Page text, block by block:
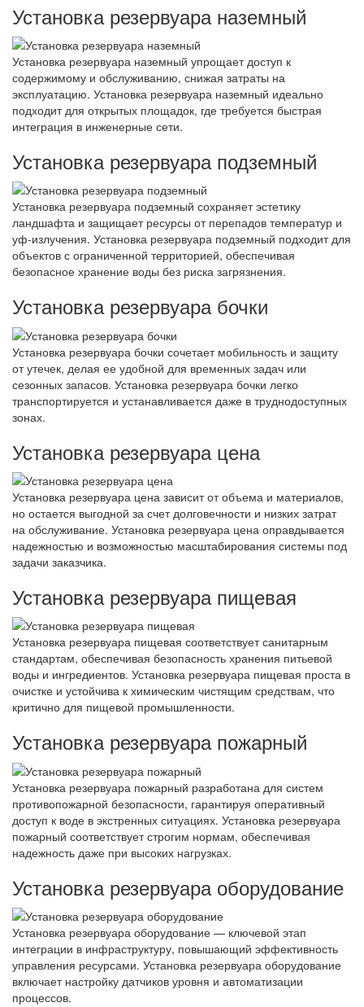
Установка резервуара наземный
Установка резервуара наземный упрощает доступ к
содержимому и обслуживанию, снижая затраты на
эксплуатацию. Установка резервуара наземный идеально
подходит для открытых площадок, где требуется быстрая
интеграция в инженерные сети.
Установка резервуара подземный
Установка резервуара подземный сохраняет эстетику
ландшафта и защищает ресурсы от перепадов температур и
уф-излучения. Установка резервуара подземный подходит для
объектов с ограниченной территорией, обеспечивая
безопасное хранение воды без риска загрязнения.
Установка резервуара бочки
Установка резервуара бочки сочетает мобильность и защиту
от утечек, делая ее удобной для временных задач или
сезонных запасов. Установка резервуара бочки легко
транспортируется и устанавливается даже в труднодоступных
зонах.
Установка резервуара цена
Установка резервуара цена зависит от объема и материалов,
но остается выгодной за счет долговечности и низких затрат
на обслуживание. Установка резервуара цена оправдывается
надежностью и возможностью масштабирования системы под
задачи заказчика.
Установка резервуара пищевая
Установка резервуара пищевая соответствует санитарным
стандартам, обеспечивая безопасность хранения питьевой
воды и ингредиентов. Установка резервуара пищевая проста в
очистке и устойчива к химическим чистящим средствам, что
критично для пищевой промышленности.
Установка резервуара пожарный
Установка резервуара пожарный разработана для систем
противопожарной безопасности, гарантируя оперативный
доступ к воде в экстренных ситуациях. Установка резервуара
пожарный соответствует строгим нормам, обеспечивая
надежность даже при высоких нагрузках.
Установка резервуара оборудование
Установка резервуара оборудование — ключевой этап
интеграции в инфраструктуру, повышающий эффективность
управления ресурсами. Установка резервуара оборудование
включает настройку датчиков уровня и автоматизации
процессов.